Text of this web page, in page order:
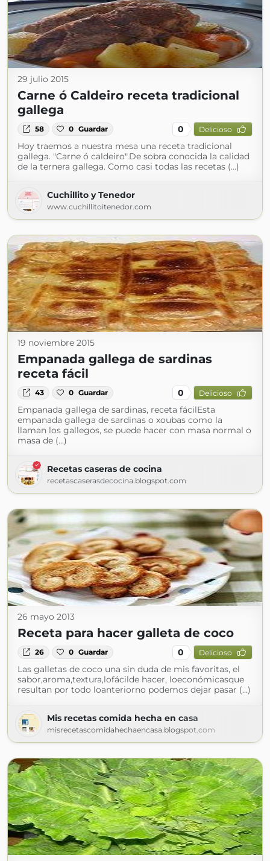
29 julio 2015
Carne ó Caldeiro receta tradicional
gallega
58 0 Guardar 0 Delicioso
Hoy traemos a nuestra mesa una receta tradicional
gallega. "Carne ó caldeiro".De sobra conocida la calidad
de la ternera gallega. Como casi todas las recetas (...)
Cuchillito y Tenedor
www.cuchillitoitenedor.com
19 noviembre 2015
Empanada gallega de sardinas
receta fácil
43 0 Guardar 0 Delicioso
Empanada gallega de sardinas, receta fácilEsta
empanada gallega de sardinas o xoubas como la
llaman los gallegos, se puede hacer con masa normal o
masa de (...)
Recetas caseras de cocina
recetascaserasdecocina.blogspot.com
26 mayo 2013
Receta para hacer galleta de coco
26 0 Guardar 0 Delicioso
Las galletas de coco una sin duda de mis favoritas, el
sabor,aroma,textura,lofácilde hacer, loeconómicasque
resultan por todo loanteriorno podemos dejar pasar (...)
Mis recetas comida hecha en casa
misrecetascomidahechaencasa.blogspot.com